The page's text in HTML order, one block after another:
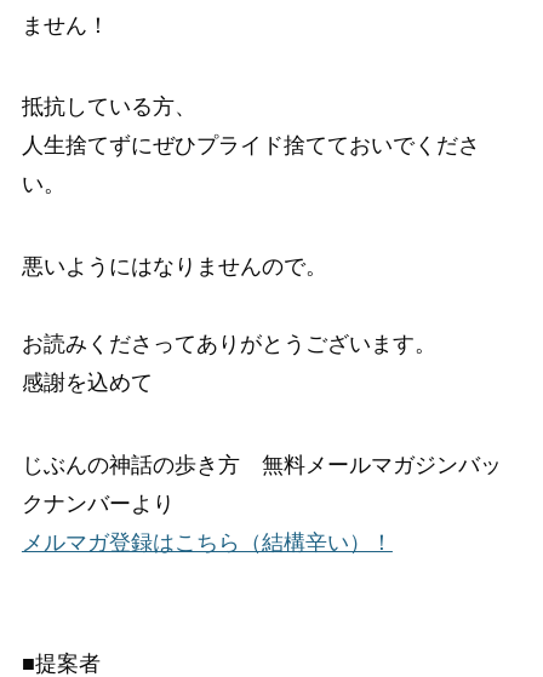
ません！
抵抗している方、
人生捨てずにぜひプライド捨てておいでくださ
い。
悪いようにはなりませんので。
お読みくださってありがとうございます。
感謝を込めて
じぶんの神話の歩き方 無料メールマガジンバッ
クナンバーより
メルマガ登録はこちら（結構辛い）！
■提案者